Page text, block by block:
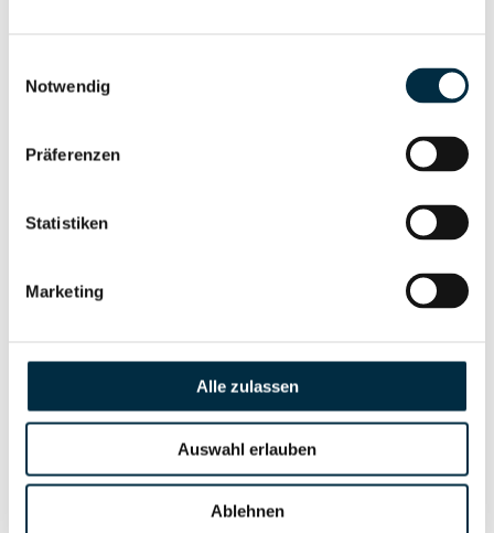
Notwendig
Präferenzen
Statistiken
Marketing
Alle zulassen
Auswahl erlauben
Ablehnen
Wirtschaftlich
Vollständiges
Sanktionslistenstatus
Unternehmensprofil
anfragen